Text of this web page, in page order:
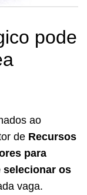
pode
ao
de Recursos
para
selecionar os
vaga.